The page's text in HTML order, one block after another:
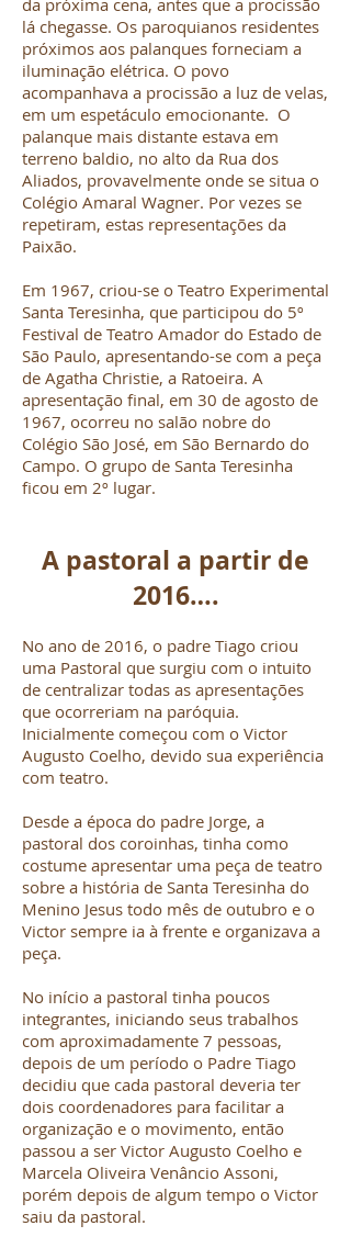
da próxima cena, antes que a procissão
lá chegasse. Os paroquianos residentes
próximos aos palanques forneciam a
iluminação elétrica. O povo
acompanhava a procissão a luz de velas,
em um espetáculo emocionante. O
palanque mais distante estava em
terreno baldio, no alto da Rua dos
Aliados, provavelmente onde se situa o
Colégio Amaral Wagner. Por vezes se
repetiram, estas representações da
Paixão.
Em 1967, criou-se o Teatro Experimental
Santa Teresinha, que participou do 5º
Festival de Teatro Amador do Estado de
São Paulo, apresentando-se com a peça
de Agatha Christie, a Ratoeira. A
apresentação final, em 30 de agosto de
1967, ocorreu no salão nobre do
Colégio São José, em São Bernardo do
Campo. O grupo de Santa Teresinha
ficou em 2º lugar.
A pastoral a partir de
2016….
No ano de 2016, o padre Tiago criou
uma Pastoral que surgiu com o intuito
de centralizar todas as apresentações
que ocorreriam na paróquia.
Inicialmente começou com o Victor
Augusto Coelho, devido sua experiência
com teatro.
Desde a época do padre Jorge, a
pastoral dos coroinhas, tinha como
costume apresentar uma peça de teatro
sobre a história de Santa Teresinha do
Menino Jesus todo mês de outubro e o
Victor sempre ia à frente e organizava a
peça.
No início a pastoral tinha poucos
integrantes, iniciando seus trabalhos
com aproximadamente 7 pessoas,
depois de um período o Padre Tiago
decidiu que cada pastoral deveria ter
dois coordenadores para facilitar a
organização e o movimento, então
passou a ser Victor Augusto Coelho e
Marcela Oliveira Venâncio Assoni,
porém depois de algum tempo o Victor
saiu da pastoral.